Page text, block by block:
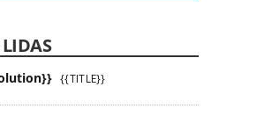
{{TITLE}}